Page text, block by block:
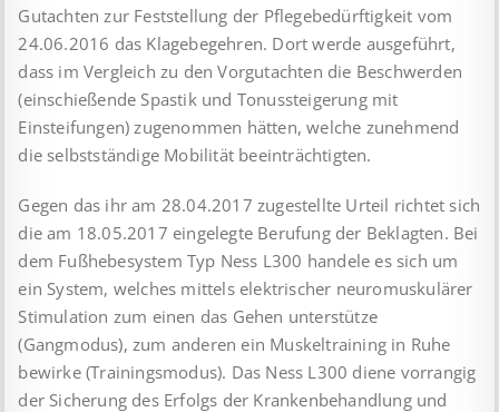
Gutachten zur Feststellung der Pflegebedürftigkeit vom
24.06.2016 das Klagebegehren. Dort werde ausgeführt,
dass im Vergleich zu den Vorgutachten die Beschwerden
(einschießende Spastik und Tonussteigerung mit
Einsteifungen) zugenommen hätten, welche zunehmend
die selbstständige Mobilität beeinträchtigten.
Gegen das ihr am 28.04.2017 zugestellte Urteil richtet sich
die am 18.05.2017 eingelegte Berufung der Beklagten. Bei
dem Fußhebesystem Typ Ness L300 handele es sich um
ein System, welches mittels elektrischer neuromuskulärer
Stimulation zum einen das Gehen unterstütze
(Gangmodus), zum anderen ein Muskeltraining in Ruhe
bewirke (Trainingsmodus). Das Ness L300 diene vorrangig
der Sicherung des Erfolgs der Krankenbehandlung und